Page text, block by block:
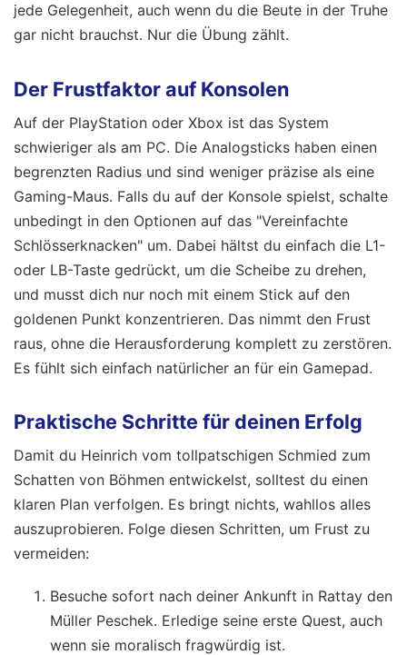
jede Gelegenheit, auch wenn du die Beute in der Truhe
gar nicht brauchst. Nur die Übung zählt.
Der Frustfaktor auf Konsolen
Auf der PlayStation oder Xbox ist das System
schwieriger als am PC. Die Analogsticks haben einen
begrenzten Radius und sind weniger präzise als eine
Gaming-Maus. Falls du auf der Konsole spielst, schalte
unbedingt in den Optionen auf das "Vereinfachte
Schlösserknacken" um. Dabei hältst du einfach die L1-
oder LB-Taste gedrückt, um die Scheibe zu drehen,
und musst dich nur noch mit einem Stick auf den
goldenen Punkt konzentrieren. Das nimmt den Frust
raus, ohne die Herausforderung komplett zu zerstören.
Es fühlt sich einfach natürlicher an für ein Gamepad.
Praktische Schritte für deinen Erfolg
Damit du Heinrich vom tollpatschigen Schmied zum
Schatten von Böhmen entwickelst, solltest du einen
klaren Plan verfolgen. Es bringt nichts, wahllos alles
auszuprobieren. Folge diesen Schritten, um Frust zu
vermeiden:
Besuche sofort nach deiner Ankunft in Rattay den
Müller Peschek. Erledige seine erste Quest, auch
wenn sie moralisch fragwürdig ist.